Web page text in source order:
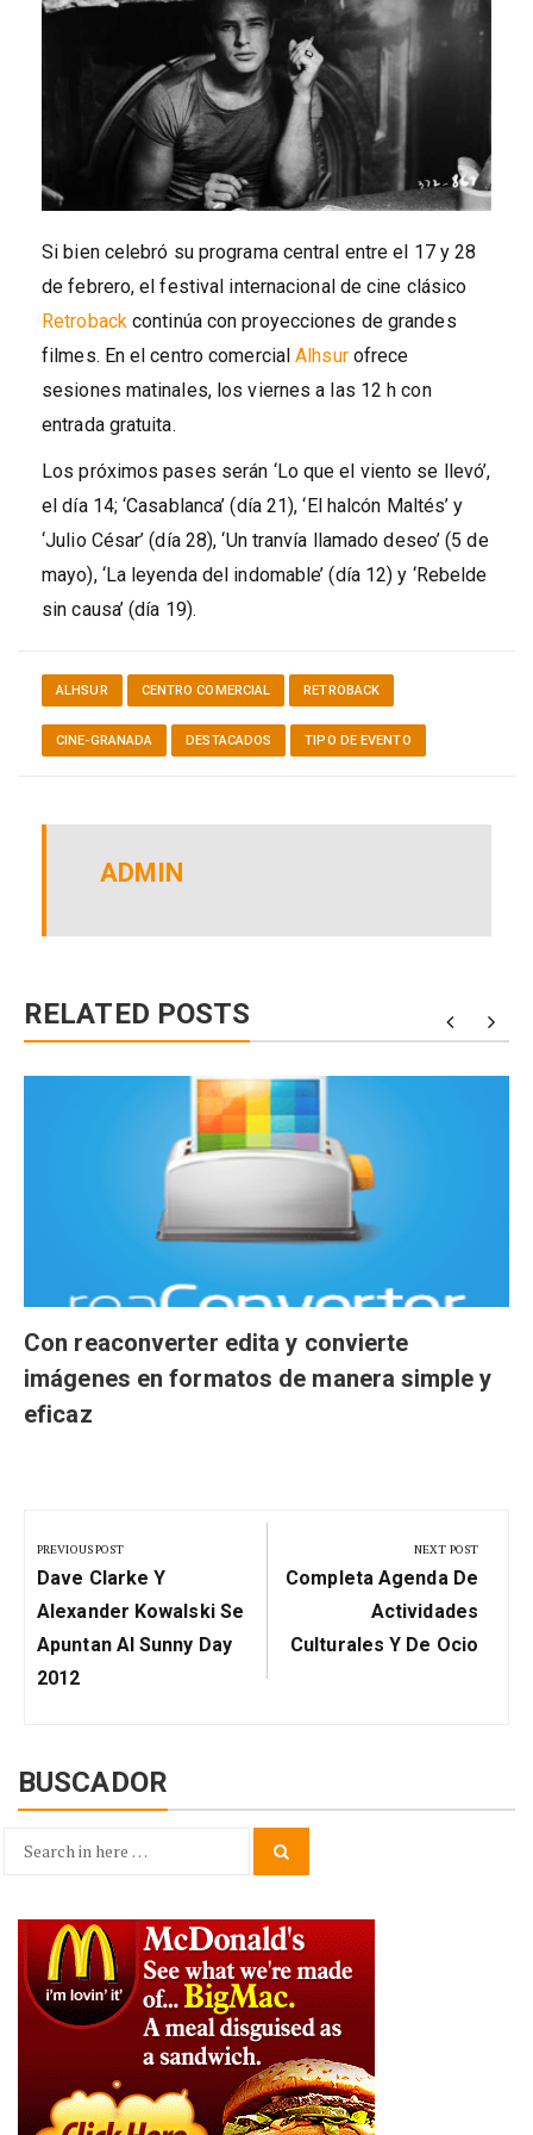
Si bien celebró su programa central entre el 17 y 28
de febrero, el festival internacional de cine clásico
Retrobackcontinúa con proyecciones de grandes
filmes. En el centro comercialAlhsurofrece
sesiones matinales, los viernes a las 12 h con
entrada gratuita.
Los próximos pases serán ‘Lo que el viento se llevó’,
el día 14; ‘Casablanca’ (día 21), ‘El halcón Maltés’ y
‘Julio César’ (día 28), ‘Un tranvía llamado deseo’ (5 de
mayo), ‘La leyenda del indomable’ (día 12) y ‘Rebelde
sin causa’ (día 19).
ALHSUR CENTRO COMERCIAL RETROBACK
CINE-GRANADA DESTACADOS TIPO DE EVENTO
ADMIN
RELATED POSTS
Con reaconverter edita y convierte
imágenes en formatos de manera simple y
eficaz
de
entradas
PREVIOUS POST
Previous
Post:
Dave Clarke Y
Alexander Kowalski Se
Apuntan Al Sunny Day
2012
NEXT POST
Next
Completa Agenda De
Actividades
Culturales Y De Ocio
BUSCADOR
Search